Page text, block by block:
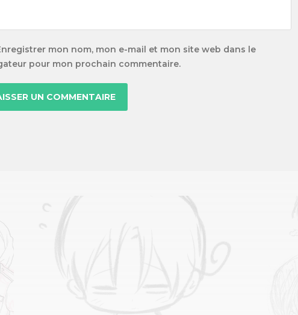
mon nom, mon e-mail et mon site web dans le
pour mon prochain commentaire.